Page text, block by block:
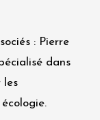
: Pierre
dans
les